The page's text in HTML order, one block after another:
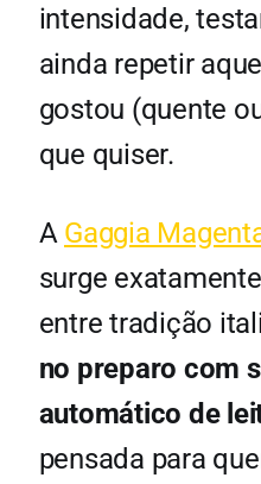
intensidade,
ainda repetir
gostou (quente
que quiser.
A Gaggia
surge
entre tradição
no preparo com
automático de
pensada para